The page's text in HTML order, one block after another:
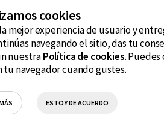
cookies
mejor experiencia de usuario y
navegando el sitio, das tu
nuestraPolítica de cookies. Puedes
navegador cuando gustes.
ESTOY DE ACUERDO